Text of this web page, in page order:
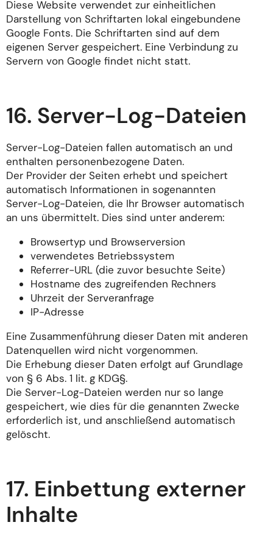
Diese Website verwendet zur einheitlichen
Darstellung von Schriftarten lokal eingebundene
Google Fonts. Die Schriftarten sind auf dem
eigenen Server gespeichert. Eine Verbindung zu
Servern von Google findet nicht statt.
16. Server-Log-Dateien
Server-Log-Dateien fallen automatisch an und
enthalten personenbezogene Daten.
Der Provider der Seiten erhebt und speichert
automatisch Informationen in sogenannten
Server-Log-Dateien, die Ihr Browser automatisch
an uns übermittelt. Dies sind unter anderem:
Browsertyp und Browserversion
verwendetes Betriebssystem
Referrer-URL (die zuvor besuchte Seite)
Hostname des zugreifenden Rechners
Uhrzeit der Serveranfrage
IP-Adresse
Eine Zusammenführung dieser Daten mit anderen
Datenquellen wird nicht vorgenommen.
Die Erhebung dieser Daten erfolgt auf Grundlage
von § 6 Abs. 1 lit. g KDG§.
Die Server-Log-Dateien werden nur so lange
gespeichert, wie dies für die genannten Zwecke
erforderlich ist, und anschließend automatisch
gelöscht.
17. Einbettung externer
Inhalte